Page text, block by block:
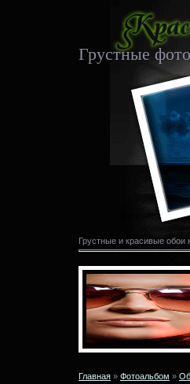
Грустные
Грустные и красивые обои
Главная » Фотоальбом »